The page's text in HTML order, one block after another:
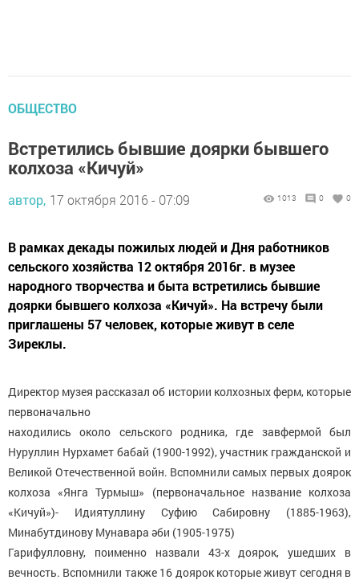
ОБЩЕСТВО
Встретились бывшие доярки бывшего
колхоза «Кичуй»
автор, 17 октября 2016 - 07:09 1013 0 0
В рамках декады пожилых людей и Дня работников
сельского хозяйства 12 октября 2016г. в музее
народного творчества и быта встретились бывшие
доярки бывшего колхоза «Кичуй». На встречу были
приглашены 57 человек, которые живут в селе
Зиреклы.
Директор музея рассказал об истории колхозных ферм, которые
первоначально
находились около сельского родника, где завфермой был
Нуруллин Нурхамет бабай (1900-1992), участник гражданской и
Великой Отечественной войн. Вспомнили самых первых доярок
колхоза «Янга Турмыш» (первоначальное название колхоза
«Кичуй»)- Идиятуллину Суфию Сабировну (1885-1963),
Минабутдинову Мунавара әби (1905-1975)
Гарифулловну, поименно назвали 43-х доярок, ушедших в
вечность. Вспомнили также 16 доярок которые живут сегодня в